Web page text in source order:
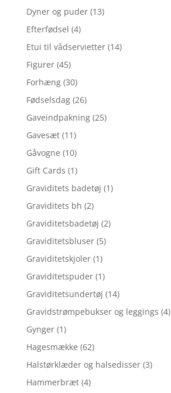
Dyner og puder (13)
Efterfødsel (4)
Etui til vådservietter (14)
Figurer (45)
Forhæng (30)
Fødselsdag (26)
Gaveindpakning (25)
Gavesæt (11)
Gåvogne (10)
Gift Cards (1)
Graviditets badetøj (1)
Graviditets bh (2)
Graviditetsbadetøj (2)
Graviditetsbluser (5)
Graviditetskjoler (1)
Graviditetspuder (1)
Graviditetsundertøj (14)
Gravidstrømpebukser og leggings (4)
Gynger (1)
Hagesmække (62)
Halstørklæder og halsedisser (3)
Hammerbræt (4)